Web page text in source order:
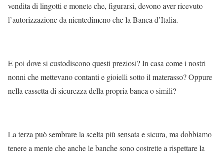
vendita di lingotti e monete che, figurarsi, devono aver ricevuto
l’autorizzazione da nientedimeno che la Banca d’Italia.
E poi dove si custodiscono questi preziosi? In casa come i nostri
nonni che mettevano contanti e gioielli sotto il materasso? Oppure
nella cassetta di sicurezza della propria banca o simili?
La terza può sembrare la scelta più sensata e sicura, ma dobbiamo
tenere a mente che anche le banche sono costrette a rispettare la